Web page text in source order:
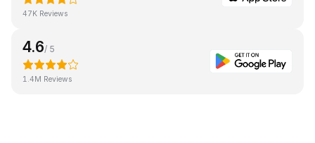
47K Reviews
4.6/ 5
1.4M Reviews